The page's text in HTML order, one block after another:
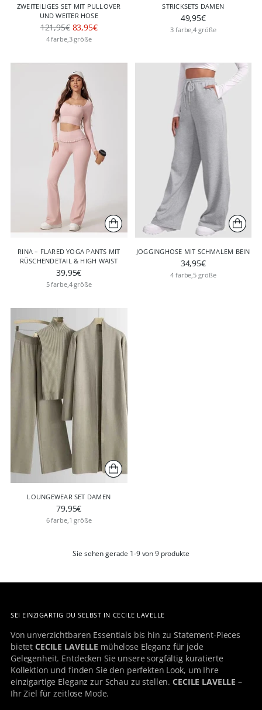
ZWEITEILIGES SET MIT PULLOVER
UND WEITER HOSE
Regulärer
Preis
121,95€ 83,95€
4 farbe,3 größe
STRICKSETS DAMEN
49,95€
3 farbe,4 größe
RINA – FLARED YOGA PANTS MIT
RÜSCHENDETAIL & HIGH WAIST
39,95€
5 farbe,4 größe
JOGGINGHOSE MIT SCHMALEM BEIN
34,95€
4 farbe,5 größe
LOUNGEWEAR SET DAMEN
79,95€
6 farbe,1 größe
Sie sehen gerade 1-9 von 9 produkte
SEI EINZIGARTIG DU SELBST IN CECILE LAVELLE
Von unverzichtbaren Essentials bis hin zu Statement-Pieces
bietetCECILE LAVELLE mühelose Eleganz für jede
Gelegenheit. Entdecken Sie unsere sorgfältig kuratierte
Kollektion und finden Sie den perfekten Look, um Ihre
einzigartige Eleganz zur Schau zu stellen.CECILE LAVELLE–
Ihr Ziel für zeitlose Mode.